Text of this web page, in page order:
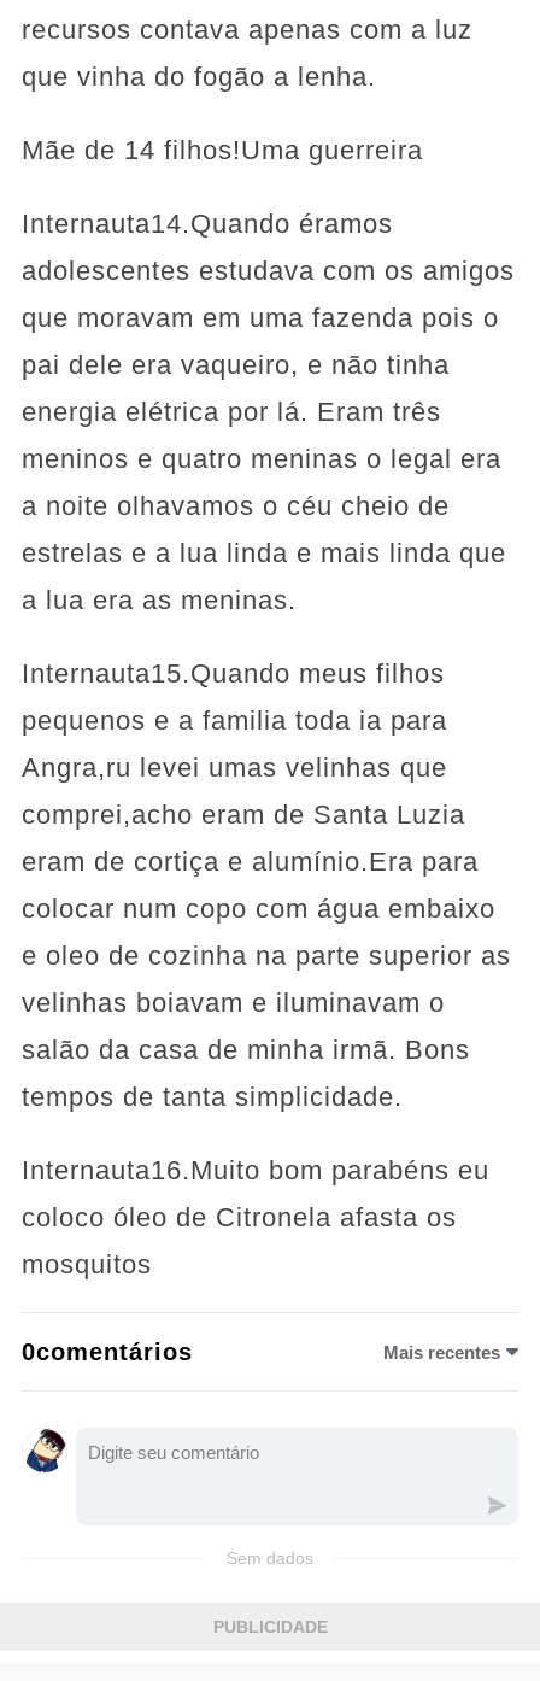
recursos contava apenas com a luz
que vinha do fogão a lenha.
Mãe de 14 filhos!Uma guerreira
Internauta14.Quando éramos
adolescentes estudava com os amigos
que moravam em uma fazenda pois o
pai dele era vaqueiro, e não tinha
energia elétrica por lá. Eram três
meninos e quatro meninas o legal era
a noite olhavamos o céu cheio de
estrelas e a lua linda e mais linda que
a lua era as meninas.
Internauta15.Quando meus filhos
pequenos e a familia toda ia para
Angra,ru levei umas velinhas que
comprei,acho eram de Santa Luzia
eram de cortiça e alumínio.Era para
colocar num copo com água embaixo
e oleo de cozinha na parte superior as
velinhas boiavam e iluminavam o
salão da casa de minha irmã. Bons
tempos de tanta simplicidade.
Internauta16.Muito bom parabéns eu
coloco óleo de Citronela afasta os
mosquitos
0comentários Mais recentes
Sem dados
PUBLICIDADE